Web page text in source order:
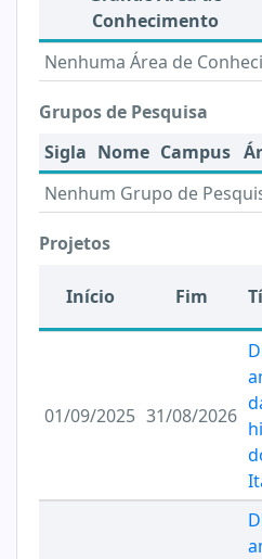
Conhecimento
Nenhuma Área de
Grupos de Pesquisa
Sigla Nome Campus
Nenhum Grupo de
Projetos
Início Fim
01/09/2025 31/08/2026